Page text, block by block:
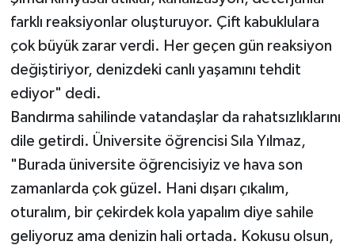
farklı reaksiyonlar oluşturuyor. Çift kabuklulara
çok büyük zarar verdi. Her geçen gün reaksiyon
değiştiriyor, denizdeki canlı yaşamını tehdit
ediyor" dedi.
Bandırma sahilinde vatandaşlar da rahatsızlıklarını
dile getirdi. Üniversite öğrencisi Sıla Yılmaz,
"Burada üniversite öğrencisiyiz ve hava son
zamanlarda çok güzel. Hani dışarı çıkalım,
oturalım, bir çekirdek kola yapalım diye sahile
geliyoruz ama denizin hali ortada. Kokusu olsun,